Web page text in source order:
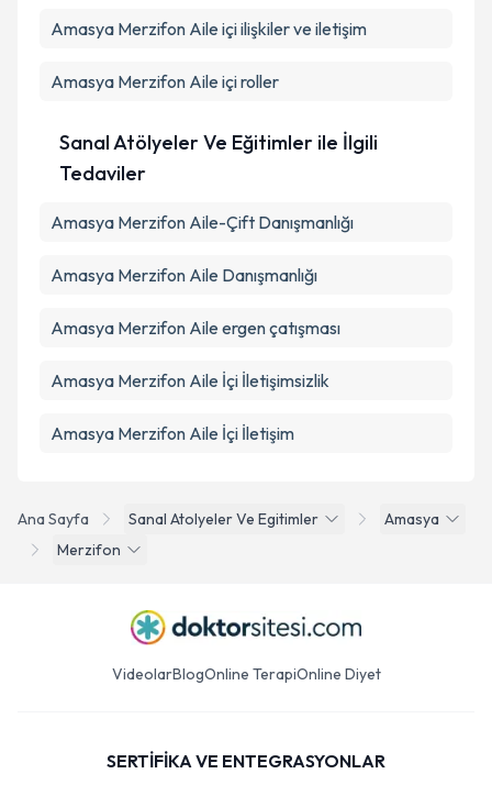
Ana Sayfa Sanal Atolyeler Ve Egitimler
Amasya
Merzifon
Amasya Merzifon Aile içi ilişkiler ve iletişim
Amasya Merzifon Aile içi roller
Sanal Atölyeler Ve Eğitimler ile İlgili
Tedaviler
Amasya Merzifon Aile-Çift Danışmanlığı
Amasya Merzifon Aile Danışmanlığı
Amasya Merzifon Aile ergen çatışması
Amasya Merzifon Aile İçi İletişimsizlik
Amasya Merzifon Aile İçi İletişim
VideolarBlogOnline TerapiOnline Diyet
SERTİFİKA VE ENTEGRASYONLAR